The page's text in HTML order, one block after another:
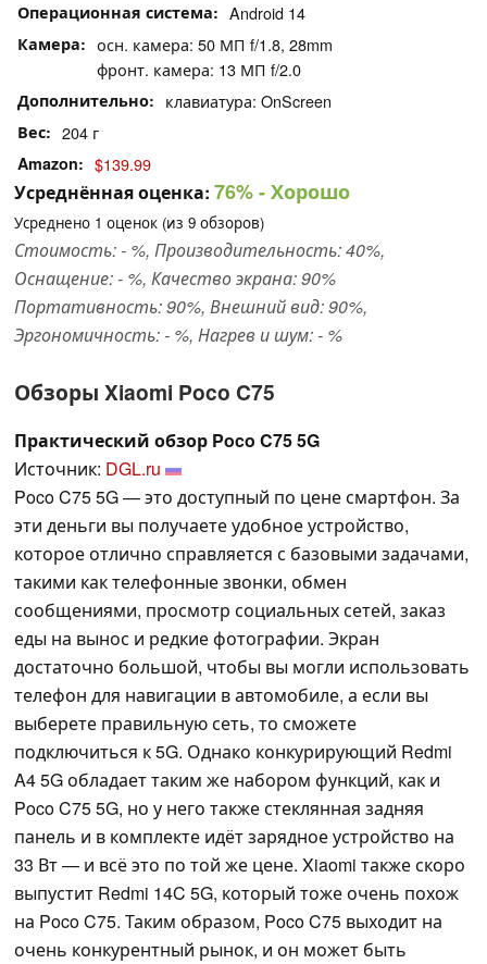
Операционная система Android 14
Камера
осн. камера: 50 МП f/1.8, 28mm
фронт. камера: 13 МП f/2.0
Дополнительно клавиатура: OnScreen
Вес 204 г
Amazon $139.99
Усреднённая оценка: 76%- Хорошо
Усреднено 1 оценок (из 9 обзоров)
Стоимость: - %, Производительность: 40%,
Оснащение: - %, Качество экрана: 90%
Портативность: 90%, Внешний вид: 90%,
Эргономичность: - %, Нагрев и шум: - %
Обзоры Xiaomi Poco C75
Практический обзор Poco C75 5G
Источник: DGL.ru
Poco C75 5G — это доступный по цене смартфон. За
эти деньги вы получаете удобное устройство,
которое отлично справляется с базовыми задачами,
такими как телефонные звонки, обмен
сообщениями, просмотр социальных сетей, заказ
еды на вынос и редкие фотографии. Экран
достаточно большой, чтобы вы могли использовать
телефон для навигации в автомобиле, а если вы
выберете правильную сеть, то сможете
подключиться к 5G. Однако конкурирующий Redmi
A4 5G обладает таким же набором функций, как и
Poco C75 5G, но у него также стеклянная задняя
панель и в комплекте идёт зарядное устройство на
33 Вт — и всё это по той же цене. Xiaomi также скоро
выпустит Redmi 14C 5G, который тоже очень похож
на Poco C75. Таким образом, Poco C75 выходит на
очень конкурентный рынок, и он может быть